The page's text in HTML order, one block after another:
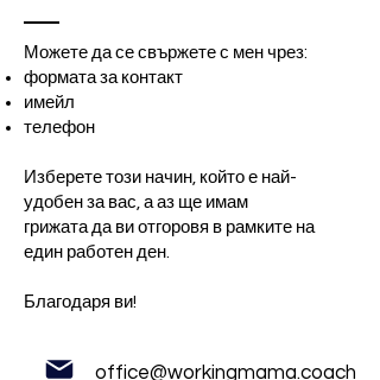
Можете да се свържете с мен чрез:
формата за контакт
имейл
телефон
Изберете този начин, който е най-
удобен за вас, а аз ще имам
грижата да ви отгоровя в рамките на
един работен ден.
Благодаря ви!
office@workingmama.coach